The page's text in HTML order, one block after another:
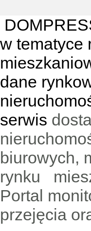
w tematyce
dane
serwis
biurowych,
rynku
Portal
przejęcia